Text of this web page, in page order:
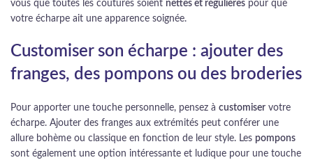
vous que toutes les coutures soient nettes et régulières pour que
votre écharpe ait une apparence soignée.
Customiser son écharpe : ajouter des
franges, des pompons ou des broderies
Pour apporter une touche personnelle, pensez à customiser votre
écharpe. Ajouter des franges aux extrémités peut conférer une
allure bohème ou classique en fonction de leur style. Les pompons
sont également une option intéressante et ludique pour une touche